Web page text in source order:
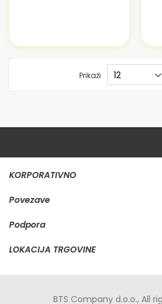
Prikaži
KORPORATIVNO
Povezave
Podpora
LOKACIJA TRGOVINE
BTS Company d.o.o., All